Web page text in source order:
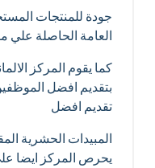
جودة للمنتجات
العامة الحاصلة علي
كما يقوم المركز
بتقديم افضل
تقديم افضل
المبيدات الحشرية
يحرص المركز ايضا